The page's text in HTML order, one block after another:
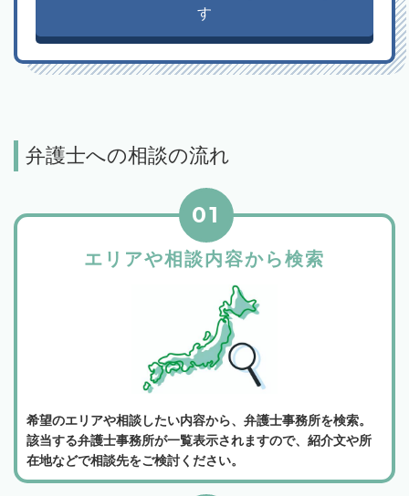
す
弁護士への相談の流れ
エリアや相談内容から検索
01
希望のエリアや相談したい内容から、弁護士事務所を検索。
該当する弁護士事務所が一覧表示されますので、紹介文や所
在地などで相談先をご検討ください。